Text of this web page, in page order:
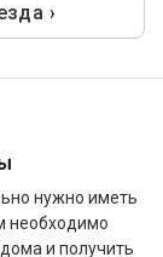
›
нужно иметь
необходимо
и получить